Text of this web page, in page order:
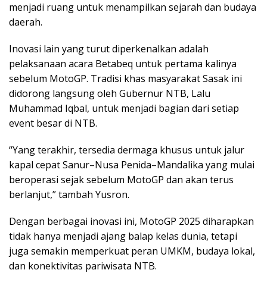
menjadi ruang untuk menampilkan sejarah dan budaya
daerah.
Inovasi lain yang turut diperkenalkan adalah
pelaksanaan acara Betabeq untuk pertama kalinya
sebelum MotoGP. Tradisi khas masyarakat Sasak ini
didorong langsung oleh Gubernur NTB, Lalu
Muhammad Iqbal, untuk menjadi bagian dari setiap
event besar di NTB.
“Yang terakhir, tersedia dermaga khusus untuk jalur
kapal cepat Sanur–Nusa Penida–Mandalika yang mulai
beroperasi sejak sebelum MotoGP dan akan terus
berlanjut,” tambah Yusron.
Dengan berbagai inovasi ini, MotoGP 2025 diharapkan
tidak hanya menjadi ajang balap kelas dunia, tetapi
juga semakin memperkuat peran UMKM, budaya lokal,
dan konektivitas pariwisata NTB.